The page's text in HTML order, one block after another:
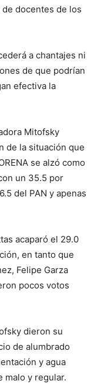
docentes de los
a chantajes ni
de que podrían
efectiva la
Mitofsky
de la situación que
se alzó como
un 35.5 por
del PAN y apenas
acaparó el 29.0
en tanto que
Felipe Garza
pocos votos
dieron su
de alumbrado
y agua
malo y regular.